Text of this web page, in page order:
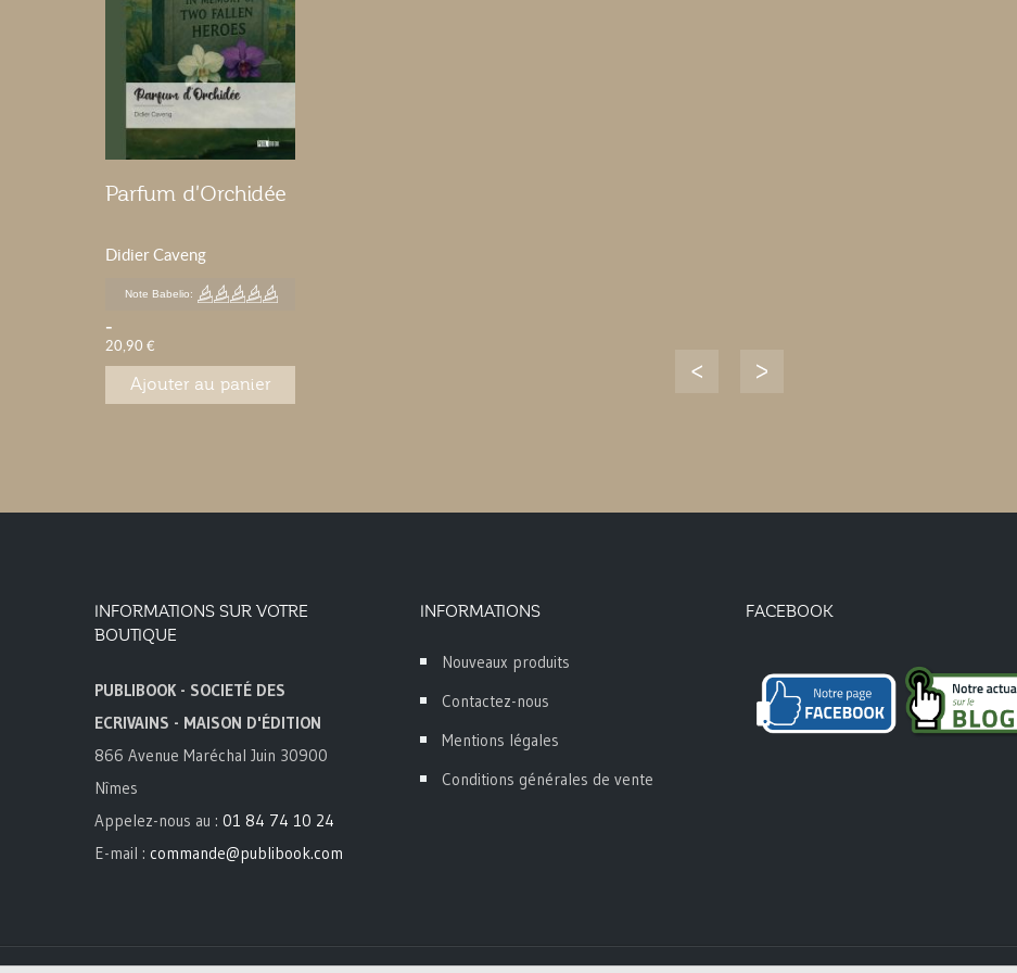
Parfum d'Orchidée
Didier Caveng
Note Babelio:
-
20,90 €
Ajouter au panier
INFORMATIONS SUR VOTRE
BOUTIQUE
PUBLIBOOK - SOCIETÉ DES
ECRIVAINS - MAISON D'ÉDITION
866 Avenue Maréchal Juin 30900
Nîmes
Appelez-nous au : 01 84 74 10 24
E-mail : commande@publibook.com
INFORMATIONS
Nouveaux produits
Contactez-nous
Mentions légales
Conditions générales de vente
FACEBOOK